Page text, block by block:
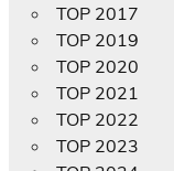
TOP 2017
TOP 2019
TOP 2020
TOP 2021
TOP 2022
TOP 2023